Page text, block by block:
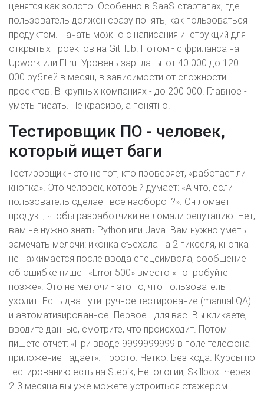
ценятся как золото. Особенно в SaaS-стартапах, где
пользователь должен сразу понять, как пользоваться
продуктом. Начать можно с написания инструкций для
открытых проектов на GitHub. Потом - с фриланса на
Upwork или Fl.ru. Уровень зарплаты: от 40 000 до 120
000 рублей в месяц, в зависимости от сложности
проектов. В крупных компаниях - до 200 000. Главное -
уметь писать. Не красиво, а понятно.
Тестировщик ПО - человек,
который ищет баги
Тестировщик - это не тот, кто проверяет, «работает ли
кнопка». Это человек, который думает: «А что, если
пользователь сделает всё наоборот?». Он ломает
продукт, чтобы разработчики не ломали репутацию. Нет,
вам не нужно знать Python или Java. Вам нужно уметь
замечать мелочи: иконка съехала на 2 пикселя, кнопка
не нажимается после ввода спецсимвола, сообщение
об ошибке пишет «Error 500» вместо «Попробуйте
позже». Это не мелочи - это то, что пользователь
уходит. Есть два пути: ручное тестирование (manual QA)
и автоматизированное. Первое - для вас. Вы кликаете,
вводите данные, смотрите, что происходит. Потом
пишете отчет: «При вводе 9999999999 в поле телефона
приложение падает». Просто. Четко. Без кода. Курсы по
тестированию есть на Stepik, Нетологии, Skillbox. Через
2-3 месяца вы уже можете устроиться стажером.